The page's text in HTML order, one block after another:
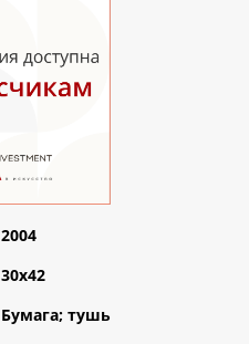
2004
30х42
Бумага; тушь